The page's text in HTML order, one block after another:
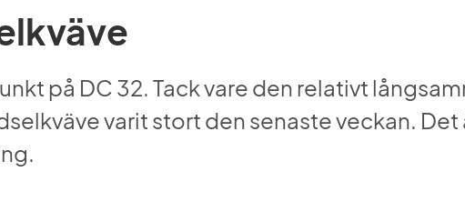
på DC 32. Tack vare den relativt
varit stort den senaste veckan. Det